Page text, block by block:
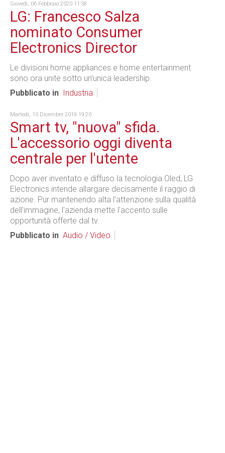
Giovedì, 06 Febbraio 2020 11:58
LG: Francesco Salza
nominato Consumer
Electronics Director
Le divisioni home appliances e home entertainment
sono ora unite sotto un’unica leadership.
Pubblicato in
Industria
Martedì, 10 Dicembre 2019 19:20
Smart tv, "nuova" sfida.
L'accessorio oggi diventa
centrale per l'utente
Dopo aver inventato e diffuso la tecnologia Oled, LG
Electronics intende allargare decisamente il raggio di
azione. Pur mantenendo alta l'attenzione sulla qualità
dell'immagine, l'azienda mette l'accento sulle
opportunità offerte dal tv.
Pubblicato in Audio / Video